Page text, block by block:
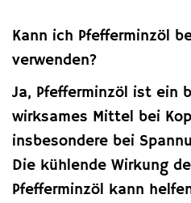
Kann ich Pfefferminzöl
verwenden?
Ja, Pfefferminzöl ist ein
wirksames Mittel bei
insbesondere bei
Die kühlende Wirkung
Pfefferminzöl kann